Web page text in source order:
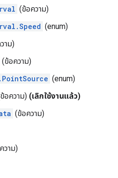
(ข้อความ)
(enum)
าม)
(ข้อความ)
(enum)
อความ) (เลิกใช้งานแล้ว)
(ข้อความ)
วาม)